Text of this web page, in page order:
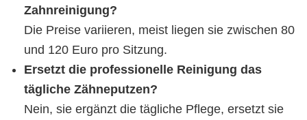
Zahnreinigung?
Die Preise variieren, meist liegen sie zwischen 80
und 120 Euro pro Sitzung.
Ersetzt die professionelle Reinigung das
tägliche Zähneputzen?
Nein, sie ergänzt die tägliche Pflege, ersetzt sie